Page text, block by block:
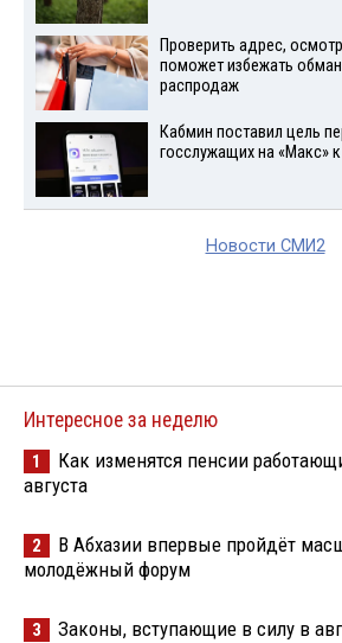
Проверить адрес,
поможет избежать
распродаж
Кабмин поставил цель
госслужащих на «Макс»
Новости СМИ2
Интересное за неделю
1
Как изменятся пенсии
августа
2
В Абхазии впервые пройдёт
молодёжный форум
3 Законы, вступающие в силу в